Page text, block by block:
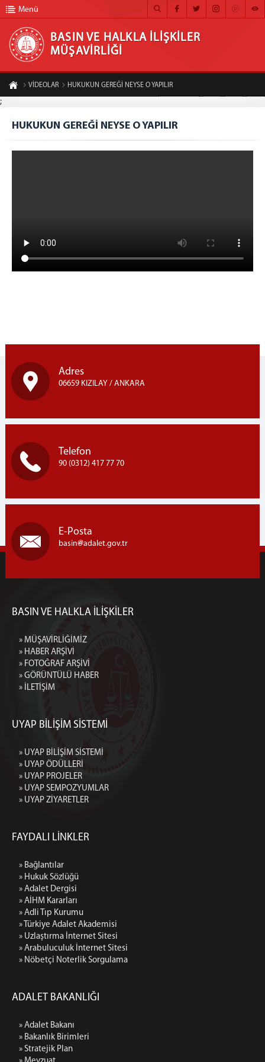
BASIN VE HALKLA İLİŞKİLER MÜŞAVİRLİĞİ
ANA SAYFA
MÜŞAVİRLİĞİMİZ
HABER ARŞİVİ
Menü
BASIN VE HALKLA İLİŞKİLER
MÜŞAVİRLİĞİ
VİDEOLAR HUKUKUN GEREĞİ NEYSE O YAPILIR
;
HUKUKUN GEREĞİ NEYSE O YAPILIR
Adres
06659 KIZILAY / ANKARA
Telefon
90 (0312) 417 77 70
E-Posta
basin adalet.gov.tr
BASIN VE HALKLA İLİŞKİLER
» MÜŞAVİRLİĞİMİZ
» HABER ARŞİVİ
» FOTOĞRAF ARŞİVİ
» GÖRÜNTÜLÜ HABER
» İLETİŞİM
UYAP BİLİŞİM SİSTEMİ
» UYAP BİLİŞİM SİSTEMİ
» UYAP ÖDÜLLERİ
» UYAP PROJELER
» UYAP SEMPOZYUMLAR
» UYAP ZİYARETLER
FAYDALI LİNKLER
» Bağlantılar
» Hukuk Sözlüğü
» Adalet Dergisi
» AİHM Kararları
» Adli Tıp Kurumu
» Türkiye Adalet Akademisi
» Uzlaştırma İnternet Sitesi
» Arabuluculuk İnternet Sitesi
» Nöbetçi Noterlik Sorgulama
ADALET BAKANLIĞI
» Adalet Bakanı
» Bakanlık Birimleri
» Stratejik Plan